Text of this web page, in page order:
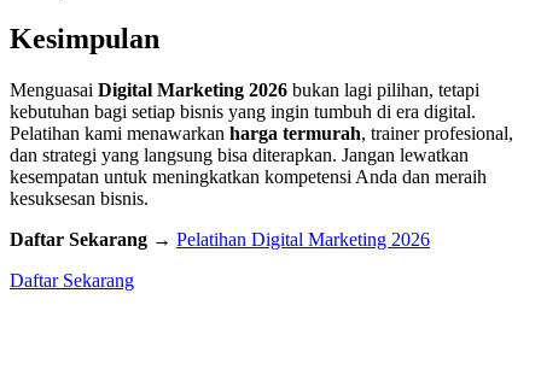
Kesimpulan
Menguasai Digital Marketing 2026 bukan lagi pilihan, tetapi
kebutuhan bagi setiap bisnis yang ingin tumbuh di era digital.
Pelatihan kami menawarkan harga termurah, trainer profesional,
dan strategi yang langsung bisa diterapkan. Jangan lewatkan
kesempatan untuk meningkatkan kompetensi Anda dan meraih
kesuksesan bisnis.
Daftar Sekarang → Pelatihan Digital Marketing 2026
Daftar Sekarang